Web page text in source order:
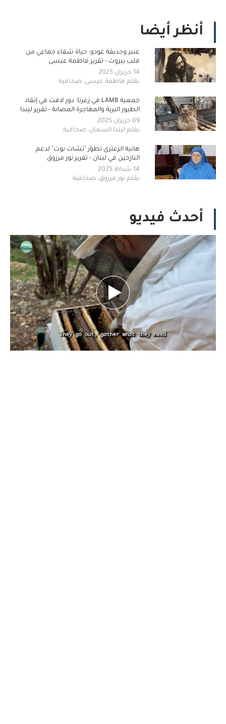
أنظر أيضا
عنبر وحديقة غودو: حياة شفاء جماعي من
قلب بيروت - تقرير فاطمة عيسى
14 حزيران 2025
بقلم فاطمة عيسى، صحافية
جمعية LAMB في زغرتا: دور لافت في إنقاذ
الطيور البرية والمهاجرة المصابة - تقرير ليندا
السمان
09 حزيران 2025
بقلم ليندا السمان، صحافية
هانية الزعتري تطوّر "تشات بوت" لدعم
النازحين في لبنان - تقرير نور مرزوق
14 شباط 2025
بقلم نور مرزوق، صحافية
أحدث فيديو